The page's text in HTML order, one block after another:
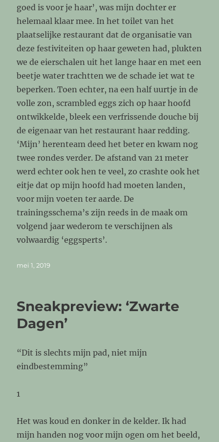
goed is voor je haar’, was mijn dochter er
helemaal klaar mee. In het toilet van het
plaatselijke restaurant dat de organisatie van
deze festiviteiten op haar geweten had, plukten
we de eierschalen uit het lange haar en met een
beetje water trachtten we de schade iet wat te
beperken. Toen echter, na een half uurtje in de
volle zon, scrambled eggs zich op haar hoofd
ontwikkelde, bleek een verfrissende douche bij
de eigenaar van het restaurant haar redding.
‘Mijn’ herenteam deed het beter en kwam nog
twee rondes verder. De afstand van 21 meter
werd echter ook hen te veel, zo crashte ook het
eitje dat op mijn hoofd had moeten landen,
voor mijn voeten ter aarde. De
trainingsschema’s zijn reeds in de maak om
volgend jaar wederom te verschijnen als
volwaardig ‘eggsperts’.
Geplaatst
mei 1, 2019
Sneakpreview: ‘Zwarte
Dagen’
“Dit is slechts mijn pad, niet mijn
eindbestemming”
1
Het was koud en donker in de kelder. Ik had
mijn handen nog voor mijn ogen om het beeld,